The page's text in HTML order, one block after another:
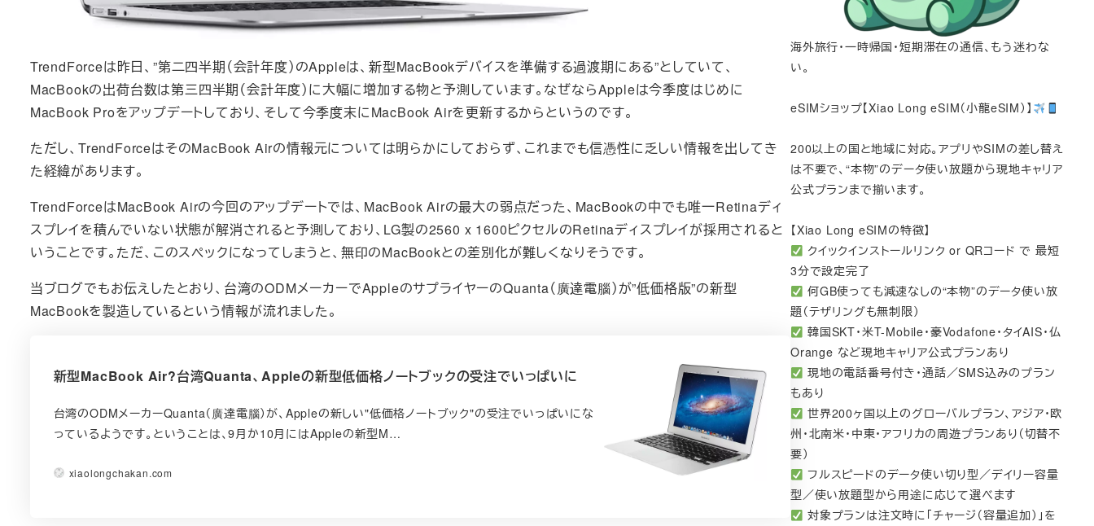
TrendForceは昨日、”第二四半期（会計年度）のAppleは、新型MacBookデバイスを準備する過渡期にある”としていて、
MacBookの出荷台数は第三四半期（会計年度）に大幅に増加する物と予測しています。なぜならAppleは今季度はじめに
MacBook Proをアップデートしており、そして今季度末にMacBook Airを更新するからというのです。
ただし、TrendForceはそのMacBook Airの情報元については明らかにしておらず、これまでも信憑性に乏しい情報を出してき
た経緯があります。
TrendForceはMacBook Airの今回のアップデートでは、MacBook Airの最大の弱点だった、MacBookの中でも唯一Retinaディ
スプレイを積んでいない状態が解消されると予測しており、LG製の2560 x 1600ピクセルのRetinaディスプレイが採用されると
いうことです。ただ、このスペックになってしまうと、無印のMacBookとの差別化が難しくなりそうです。
当ブログでもお伝えしたとおり、台湾のODMメーカーでAppleのサプライヤーのQuanta（廣達電腦）が”低価格版”の新型
MacBookを製造しているという情報が流れました。
新型MacBook Air?台湾Quanta、Appleの新型低価格ノートブックの受注でいっぱいに
台湾のODMメーカーQuanta（廣達電腦）が、Appleの新しい"低価格ノートブック"の受注でいっぱいにな
っているようです。ということは、9月か10月にはAppleの新型M…
xiaolongchakan.com
海外旅行・一時帰国・短期滞在の通信、もう迷わな
い。
eSIMショップ【Xiao Long eSIM（小龍eSIM）】
200以上の国と地域に対応。アプリやSIMの差し替え
は不要で、“本物”のデータ使い放題から現地キャリア
公式プランまで揃います。
【Xiao Long eSIMの特徴】
クイックインストールリンク or QRコード で 最短
3分で設定完了
何GB使っても減速なしの“本物”のデータ使い放
題（テザリングも無制限）
韓国SKT・米T-Mobile・豪Vodafone・タイAIS・仏
Orange など現地キャリア公式プランあり
現地の電話番号付き・通話／SMS込みのプラン
もあり
世界200ヶ国以上のグローバルプラン、アジア・欧
州・北南米・中東・アフリカの周遊プランあり（切替不
要）
フルスピードのデータ使い切り型／デイリー容量
型／使い放題型から用途に応じて選べます
対象プランは注文時に「チャージ（容量追加）」を